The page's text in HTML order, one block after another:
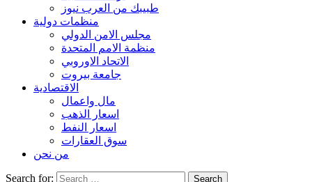
طبيبك من العرب نيوز
منظمات دولية
مجلس الامن الدولي
منظمة الامم المتحدة
الاتحاد الاوروبي
جامعة بيروت
الاقتصادية
مال واعمال
اسعار الذهب
اسعار النفط
سوق العقارات
من نحن
Search for: